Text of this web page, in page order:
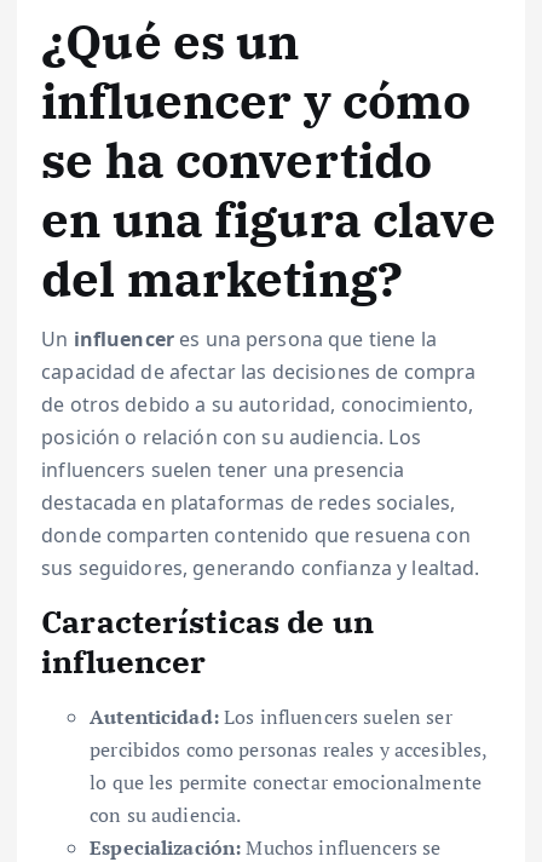
¿Qué es un
influencer y cómo
se ha convertido
en una figura clave
del marketing?
Un influenceres una persona que tiene la
capacidad de afectar las decisiones de compra
de otros debido a su autoridad, conocimiento,
posición o relación con su audiencia. Los
influencers suelen tener una presencia
destacada en plataformas de redes sociales,
donde comparten contenido que resuena con
sus seguidores, generando confianza y lealtad.
Características de un
influencer
Autenticidad:Los influencers suelen ser
percibidos como personas reales y accesibles,
lo que les permite conectar emocionalmente
con su audiencia.
Especialización:Muchos influencers se